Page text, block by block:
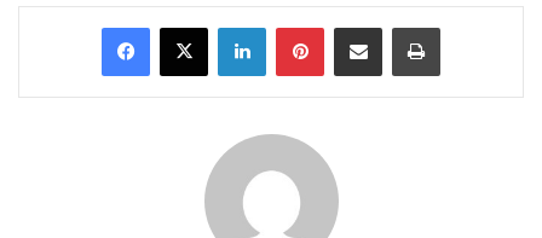
Facebook
X LinkedInPinterestShare via Email Print